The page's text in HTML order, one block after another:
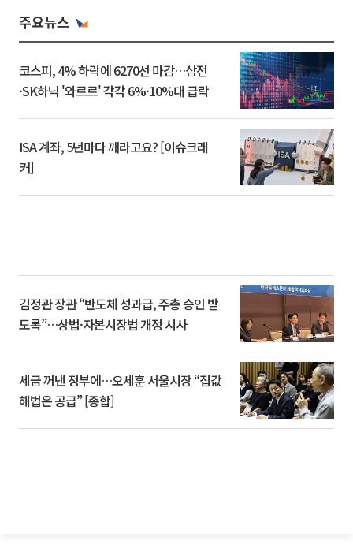
주요뉴스
코스피, 4% 하락에 6270선 마감…삼전
·SK하닉 '와르르' 각각 6%·10%대 급락
ISA 계좌, 5년마다 깨라고요? [이슈크래
커]
김정관 장관 “반도체 성과급, 주총 승인 받
도록”…상법·자본시장법 개정 시사
세금 꺼낸 정부에…오세훈 서울시장 “집값
해법은 공급” [종합]